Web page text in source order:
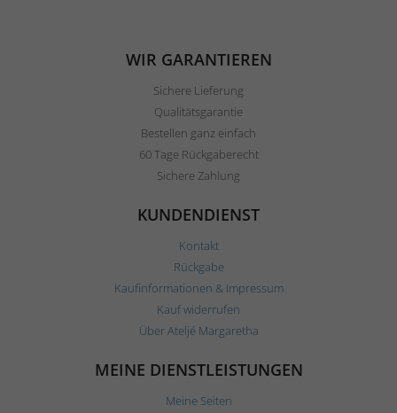
WIR GARANTIEREN
Sichere Lieferung
Qualitätsgarantie
Bestellen ganz einfach
60 Tage Rückgaberecht
Sichere Zahlung
KUNDENDIENST
Kontakt
Rückgabe
Kaufinformationen & Impressum
Kauf widerrufen
Über Ateljé Margaretha
MEINE DIENSTLEISTUNGEN
Meine Seiten